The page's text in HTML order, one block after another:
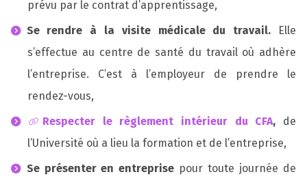
prévu par le contrat d’apprentissage,
Se rendre à la visite médicale du travail. Elle
s’effectue au centre de santé du travail où adhère
l’entreprise. C’est à l’employeur de prendre le
rendez-vous,
Respecter le règlement intérieur du CFA, de
l’Université où a lieu la formation et de l’entreprise,
Se présenter en entreprise pour toute journée de